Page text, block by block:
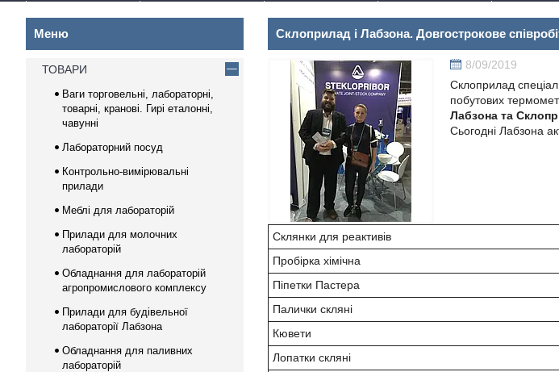
Склоприлад і Лабзона. Довгострокове
8/09/2019
Склоприлад
побутових
Лабзона та
Сьогодні Лабзона
Склянки для реактивів
Пробірка хімічна
Піпетки Пастера
Палички скляні
Кювети
Лопатки скляні
ТОВАРИ
Ваги торговельні, лабораторні,
товарні, кранові. Гирі еталонні,
чавунні
Лабораторний посуд
Контрольно-вимірювальні
прилади
Меблі для лабораторій
Прилади для молочних
лабораторій
Обладнання для лабораторій
агропромислового комплексу
Прилади для будівельної
лабораторії Лабзона
Обладнання для паливних
лабораторій